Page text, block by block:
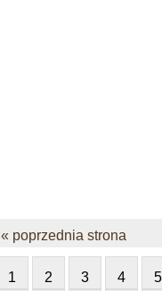
« poprzednia strona
1 2 3 4 5